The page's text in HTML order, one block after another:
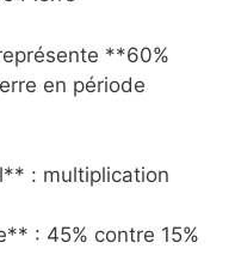
**60%
en période
: multiplication
: 45% contre 15%